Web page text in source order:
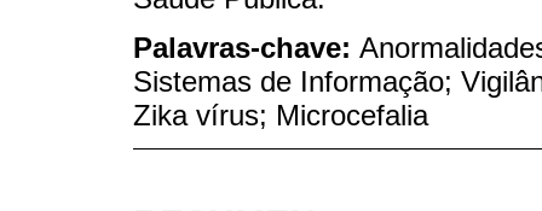
Palavras-chave:
Sistemas de Informação;
Zika vírus; Microcefalia